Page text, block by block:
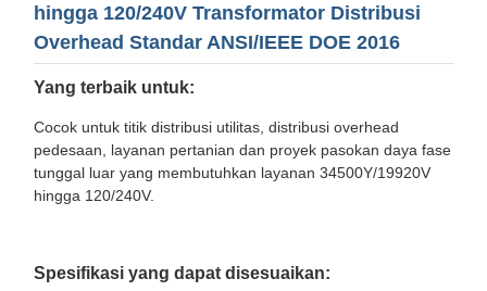
hingga 120/240V Transformator Distribusi
Overhead Standar ANSI/IEEE DOE 2016
Yang terbaik untuk:
Cocok untuk titik distribusi utilitas, distribusi overhead
pedesaan, layanan pertanian dan proyek pasokan daya fase
tunggal luar yang membutuhkan layanan 34500Y/19920V
hingga 120/240V.
Spesifikasi yang dapat disesuaikan: